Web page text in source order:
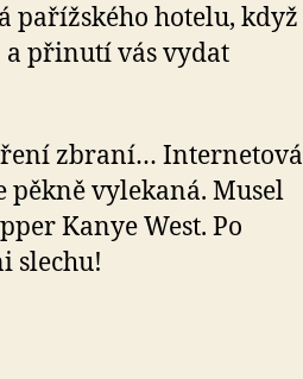
pařížského hotelu, když
přinutí vás vydat
zbraní… Internetová
pěkně vylekaná. Musel
Kanye West. Po
slechu!